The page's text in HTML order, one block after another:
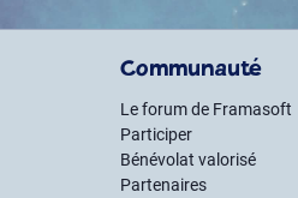
Communauté
Le forum de Framasoft
Participer
Bénévolat valorisé
Partenaires